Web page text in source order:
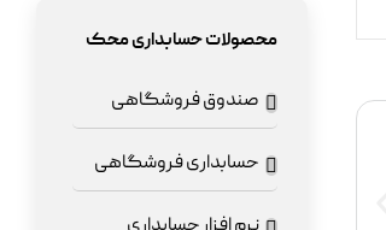
محصولات حسابداری محک
صندوق فروشگاهی
حسابداری فروشگاهی